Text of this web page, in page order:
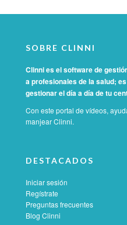
SOBRE CLINNI
Clinni es el software de
a profesionales de la salud;
gestionar el día a día de tu
Con este portal de vídeos,
manjear Clinni.
DESTACADOS
Iniciar sesión
Regístrate
Preguntas frecuentes
Blog Clinni